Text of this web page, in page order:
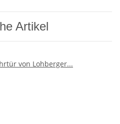
Artikel